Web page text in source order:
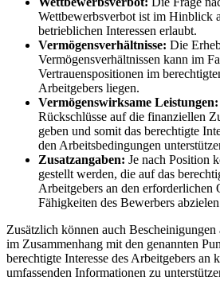
Wettbewerbsverbot ist im Hinblick
betrieblichen Interessen erlaubt.
Vermögensverhältnisse: Die
Vermögensverhältnissen kann im
Vertrauenspositionen im
Arbeitgebers liegen.
Vermögenswirksame Leistungen:
Rückschlüsse auf die finanziellen
geben und somit das berechtigte
den Arbeitsbedingungen
Zusatzangaben: Je nach Position
gestellt werden, die auf das
Arbeitgebers an den erforderlichen
Fähigkeiten des Bewerbers
Zusätzlich können auch
im Zusammenhang mit den genannten
berechtigte Interesse des Arbeitgebers an
umfassenden Informationen zu